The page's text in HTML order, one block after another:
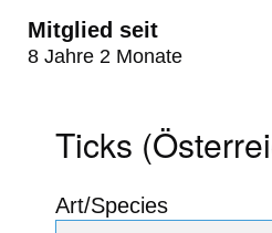
Mitglied seit
8 Jahre 2 Monate
Ticks
Art/Species